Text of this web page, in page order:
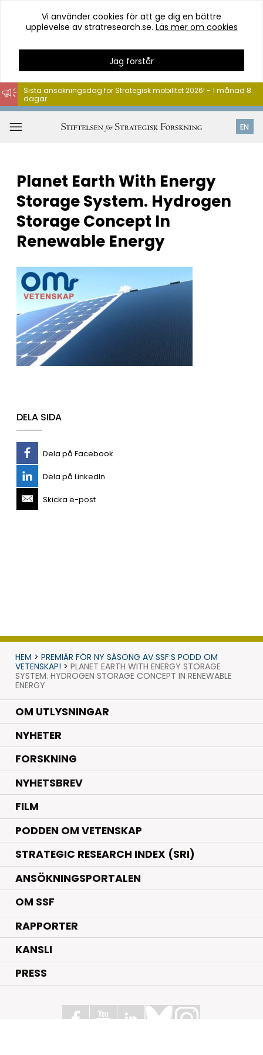
Hoppa
till
innehåll
Vi använder cookies för att ge dig en bättre
upplevelse av stratresearch.se. Läs mer om cookies
Jag förstår
EN
Sista ansökningsdag för Strategisk mobilitet 2026! - 1 månad 8
dagar
Planet Earth With Energy
Storage System. Hydrogen
Storage Concept In
Renewable Energy
DELA SIDA
Dela på Facebook
Dela på LinkedIn
Skicka e-post
HEM > PREMIÄR FÖR NY SÄSONG AV SSF:S PODD OM
VETENSKAP! > PLANET EARTH WITH ENERGY STORAGE
SYSTEM. HYDROGEN STORAGE CONCEPT IN RENEWABLE
ENERGY
OM UTLYSNINGAR
NYHETER.
FORSKNING.
NYHETSBREV
FILM
PODDEN OM VETENSKAP
STRATEGIC RESEARCH INDEX (SRI)
ANSÖKNINGSPORTALEN
OM SSF
RAPPORTER
KANSLI
PRESS